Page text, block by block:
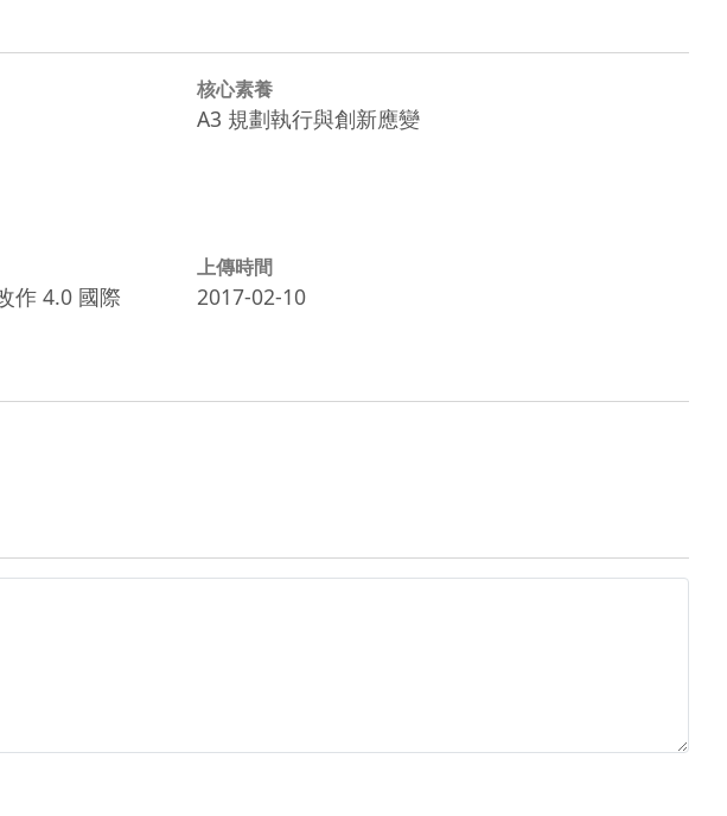
核心素養
A3 規劃執行與創新應變
作 4.0 國際
上傳時間
2017-02-10